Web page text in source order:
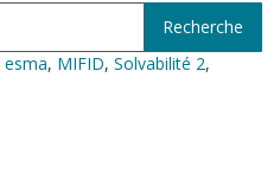
esma, MIFID, Solvabilité 2,